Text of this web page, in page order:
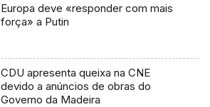
Europa deve «responder com mais
força» a Putin
CDU apresenta queixa na CNE
devido a anúncios de obras do
Governo da Madeira